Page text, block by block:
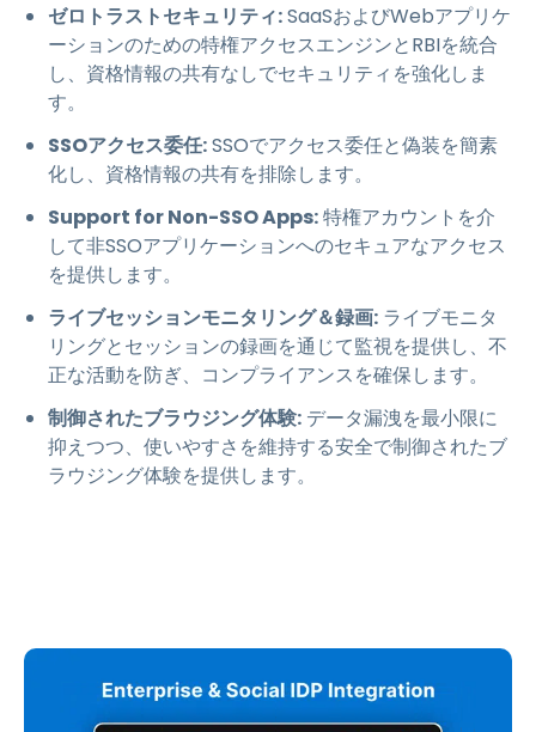
ゼロトラストセキュリティ:SaaSおよびWebアプリケ
ーションのための特権アクセスエンジンとRBIを統合
し、資格情報の共有なしでセキュリティを強化しま
す。
SSOアクセス委任:SSOでアクセス委任と偽装を簡素
化し、資格情報の共有を排除します。
Support for Non-SSO Apps:特権アカウントを介
して非SSOアプリケーションへのセキュアなアクセス
を提供します。
ライブセッションモニタリング＆録画: ライブモニタ
リングとセッションの録画を通じて監視を提供し、不
正な活動を防ぎ、コンプライアンスを確保します。
制御されたブラウジング体験: データ漏洩を最小限に
抑えつつ、使いやすさを維持する安全で制御されたブ
ラウジング体験を提供します。